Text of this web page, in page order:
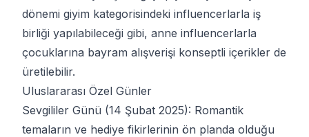
dönemi giyim kategorisindeki influencerlarla iş
birliği yapılabileceği gibi, anne influencerlarla
çocuklarına bayram alışverişi konseptli içerikler de
üretilebilir.
Uluslararası Özel Günler
Sevgililer Günü (14 Şubat 2025): Romantik
temaların ve hediye fikirlerinin ön planda olduğu